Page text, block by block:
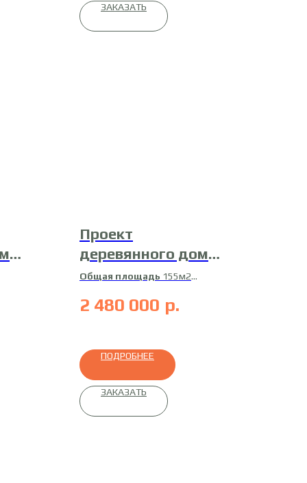
ЗАКАЗАТЬ
Проект
деревянного дома
Д-18
Общая площадь 155м2
Материалпрофилированный
2 480 000 р.
ПОДРОБНЕЕ
ЗАКАЗАТЬ